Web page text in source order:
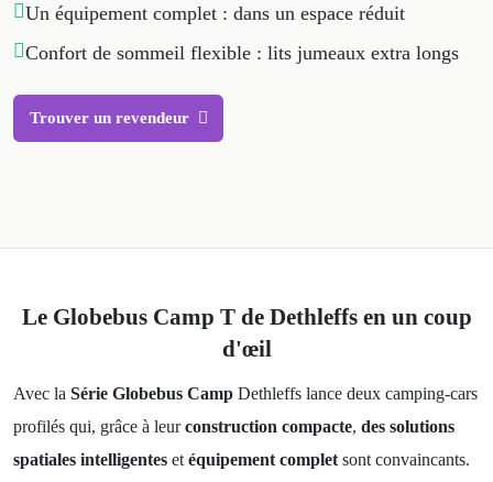
Un équipement complet : dans un espace réduit
Confort de sommeil flexible : lits jumeaux extra longs
Trouver un revendeur
Le Globebus Camp T de Dethleffs en un coup
d'œil
Avec la Série Globebus Camp Dethleffs lance deux camping-cars
profilés qui, grâce à leurconstruction compacte, des solutions
spatiales intelligentes et équipement complet sont convaincants.